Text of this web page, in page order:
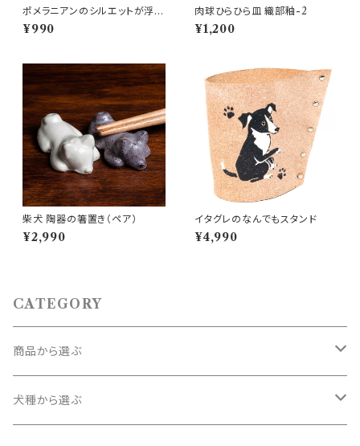
ポメラニアンのシルエットが浮か
ぶお醤油小皿（四角）
¥990
肉球ひらひら皿 織部釉-2
¥1,200
柴犬 陶器の箸置き（ペア）
¥2,990
イタグレのなんでもスタンド
¥4,990
CATEGORY
商品から選ぶ
コースター
犬種から選ぶ